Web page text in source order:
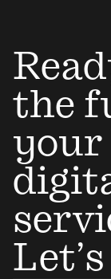
the
your